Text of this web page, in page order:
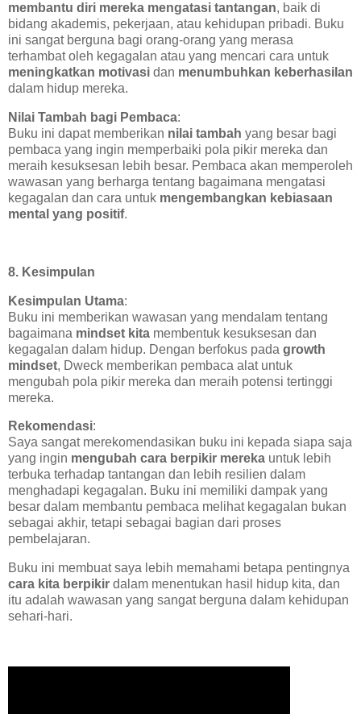
membantu diri mereka mengatasi tantangan, baik di
bidang akademis, pekerjaan, atau kehidupan pribadi. Buku
ini sangat berguna bagi orang-orang yang merasa
terhambat oleh kegagalan atau yang mencari cara untuk
meningkatkan motivasi dan menumbuhkan keberhasilan
dalam hidup mereka.
Nilai Tambah bagi Pembaca:
Buku ini dapat memberikan nilai tambah yang besar bagi
pembaca yang ingin memperbaiki pola pikir mereka dan
meraih kesuksesan lebih besar. Pembaca akan memperoleh
wawasan yang berharga tentang bagaimana mengatasi
kegagalan dan cara untuk mengembangkan kebiasaan
mental yang positif.
8. Kesimpulan
Kesimpulan Utama:
Buku ini memberikan wawasan yang mendalam tentang
bagaimana mindset kita membentuk kesuksesan dan
kegagalan dalam hidup. Dengan berfokus pada growth
mindset, Dweck memberikan pembaca alat untuk
mengubah pola pikir mereka dan meraih potensi tertinggi
mereka.
Rekomendasi:
Saya sangat merekomendasikan buku ini kepada siapa saja
yang ingin mengubah cara berpikir mereka untuk lebih
terbuka terhadap tantangan dan lebih resilien dalam
menghadapi kegagalan. Buku ini memiliki dampak yang
besar dalam membantu pembaca melihat kegagalan bukan
sebagai akhir, tetapi sebagai bagian dari proses
pembelajaran.
Buku ini membuat saya lebih memahami betapa pentingnya
cara kita berpikir dalam menentukan hasil hidup kita, dan
itu adalah wawasan yang sangat berguna dalam kehidupan
sehari-hari.